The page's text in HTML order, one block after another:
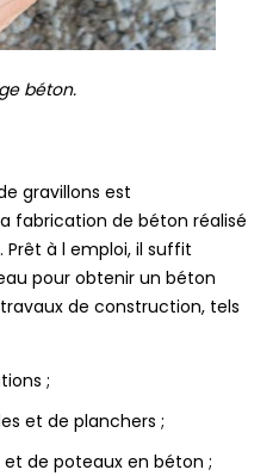
béton.
gravillons est
fabrication de béton réalisé
à l emploi, il suffit
pour obtenir un béton
de construction, tels
;
et de planchers ;
de poteaux en béton ;